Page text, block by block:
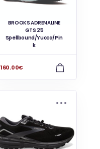
BROOKS ADRENALINE
GTS 25
Spellbound/Yucca/Pin
k
160.00€